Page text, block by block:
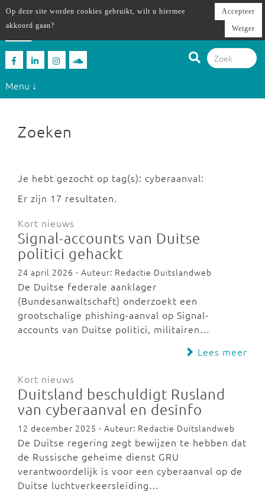
Menu ↓
Zoeken
Je hebt gezocht op tag(s): cyberaanval:
Er zijn 17 resultaten.
Kort nieuws
Signal-accounts van Duitse
politici gehackt
24 april 2026 - Auteur: Redactie Duitslandweb
De Duitse federale aanklager
(Bundesanwaltschaft) onderzoekt een
grootschalige phishing-aanval op Signal-
accounts van Duitse politici, militairen…
Lees meer
Kort nieuws
Duitsland beschuldigt Rusland
van cyberaanval en desinfo
12 december 2025 - Auteur: Redactie Duitslandweb
De Duitse regering zegt bewijzen te hebben dat
de Russische geheime dienst GRU
verantwoordelijk is voor een cyberaanval op de
Duitse luchtverkeersleiding…
Op deze site worden cookies gebruikt, wilt u hiermee
akkoord gaan?
Accepteer
Weiger